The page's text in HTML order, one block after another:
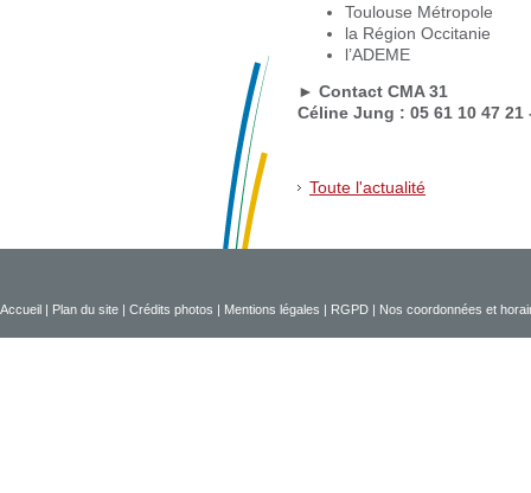
Toulouse Métropole
la Région Occitanie
l’ADEME
► Contact CMA 31
Céline Jung : 05 61 10 47
Toute l'actualité
Accueil | Plan du site | Crédits photos | Mentions légales | RGPD | Nos coordonnées et